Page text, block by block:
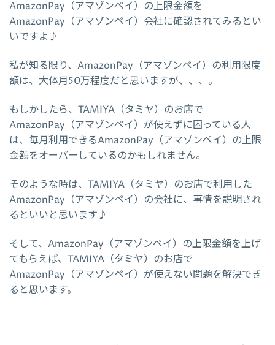
AmazonPay（アマゾンペイ）の上限金額を
AmazonPay（アマゾンペイ）会社に確認されてみるとい
いですよ♪
私が知る限り、AmazonPay（アマゾンペイ）の利用限度
額は、大体月50万程度だと思いますが、、、。
もしかしたら、TAMIYA（タミヤ）のお店で
AmazonPay（アマゾンペイ）が使えずに困っている人
は、毎月利用できるAmazonPay（アマゾンペイ）の上限
金額をオーバーしているのかもしれません。
そのような時は、TAMIYA（タミヤ）のお店で利用した
AmazonPay（アマゾンペイ）の会社に、事情を説明され
るといいと思います♪
そして、AmazonPay（アマゾンペイ）の上限金額を上げ
てもらえば、TAMIYA（タミヤ）のお店で
AmazonPay（アマゾンペイ）が使えない問題を解決でき
ると思います。